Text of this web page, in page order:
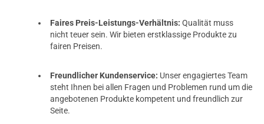
Faires Preis-Leistungs-Verhältnis: Qualität muss
nicht teuer sein. Wir bieten erstklassige Produkte zu
fairen Preisen.
Freundlicher Kundenservice: Unser engagiertes Team
steht Ihnen bei allen Fragen und Problemen rund um die
angebotenen Produkte kompetent und freundlich zur
Seite.